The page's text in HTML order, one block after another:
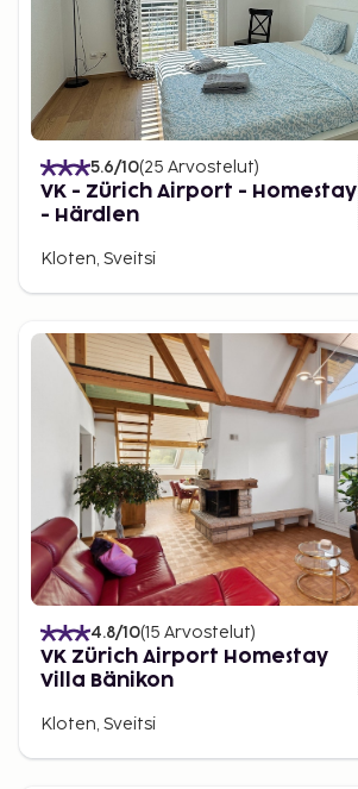
5.6/10(25 Arvostelut)
VK - Zürich Airport - Homestay
- Härdlen
Kloten, Sveitsi
4.8/10(15 Arvostelut)
VK Zürich Airport Homestay
Villa Bänikon
Kloten, Sveitsi